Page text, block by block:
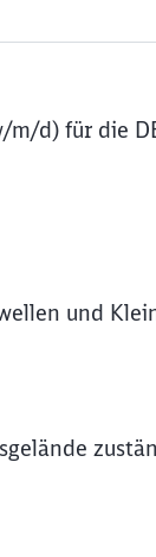
d) für die
und